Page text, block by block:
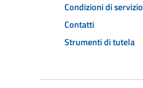
Condizioni di servizio
Contatti
Strumenti di tutela